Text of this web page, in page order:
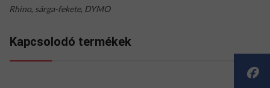
Rhino, sárga-fekete, DYMO
Kapcsolodó termékek